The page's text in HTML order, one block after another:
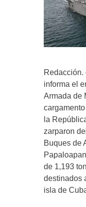
Redacción.
informa el
Armada de
la
zarparon
Buques de
de 1,193
destinados
isla de